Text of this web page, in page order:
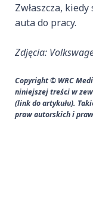
Zwłaszcza,
auta do pracy.
Zdjęcia:
Copyright © WRC
niniejszej treści w
(link do artykułu).
praw autorskich i